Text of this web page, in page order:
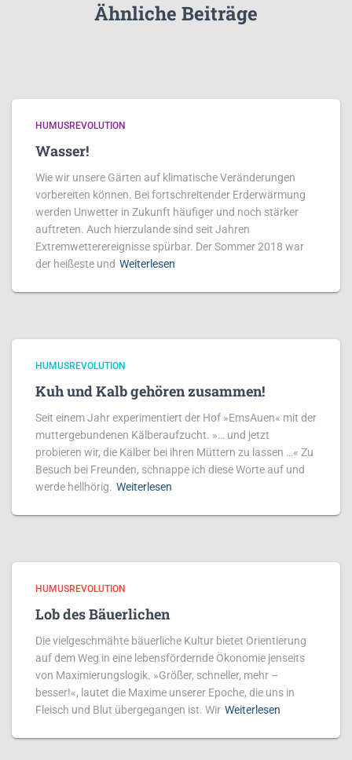
Ähnliche Beiträge
HUMUSREVOLUTION
Wasser!
Wie wir unsere Gärten auf klimatische Veränderungen
vorbereiten können. Bei fortschreitender Erderwärmung
werden Unwetter in Zukunft häufiger und noch stärker
auftreten. Auch hierzulande sind seit Jahren
Extremwetterereignisse spürbar. Der Sommer 2018 war
der heißeste und Weiterlesen
HUMUSREVOLUTION
Kuh und Kalb gehören zusammen!
Seit einem Jahr experimentiert der Hof »EmsAuen« mit der
muttergebundenen Kälberaufzucht. »… und jetzt
probieren wir, die Kälber bei ihren Müttern zu lassen …« Zu
Besuch bei Freunden, schnappe ich diese Worte auf und
werde hellhörig. Weiterlesen
HUMUSREVOLUTION
Lob des Bäuerlichen
Die vielgeschmähte bäuerliche Kultur ­bietet Orientierung
auf dem Weg in eine lebensfördernde Ökonomie jenseits
von Maximierungslogik. »Größer, schneller, mehr –
besser!«, lautet die Maxime unserer Epoche, die uns in
Fleisch und Blut übergegangen ist. Wir Weiterlesen